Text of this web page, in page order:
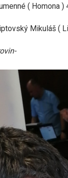
( Homona )
Mikuláš (